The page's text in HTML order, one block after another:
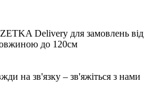
Delivery для замовлень від
до 120см
на зв'язку – зв'яжіться з нами